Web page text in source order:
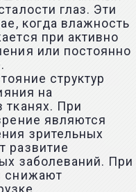
глаз. Эти
когда влажность
при активно
или постоянно
структур
на
тканях. При
являются
зрительных
развитие
заболеваний. При
снижают